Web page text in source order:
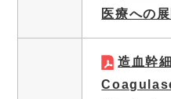
医療への展
造血幹